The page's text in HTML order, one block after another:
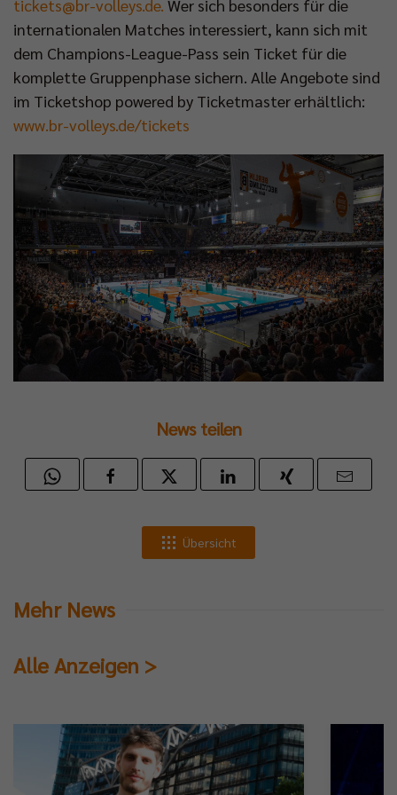
tickets@br-volleys.de. Wer sich besonders für die
internationalen Matches interessiert, kann sich mit
dem Champions-League-Pass sein Ticket für die
komplette Gruppenphase sichern. Alle Angebote sind
im Ticketshop powered by Ticketmaster erhältlich:
www.br-volleys.de/tickets
News teilen
Übersicht
Mehr News
Alle Anzeigen >